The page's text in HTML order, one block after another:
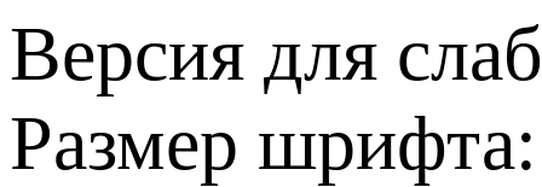
Версия для
Размер шрифта: